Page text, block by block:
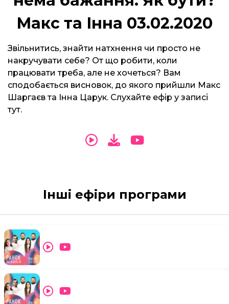
Макс та Інна 03.02.2020
Звільнитись, знайти натхнення чи просто не
накручувати себе? От що робити, коли
працювати треба, але не хочеться? Вам
сподобається висновок, до якого прийшли Макс
Шаргаєв та Інна Царук. Слухайте ефір у записі
тут.
Інші ефіри програми